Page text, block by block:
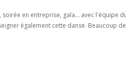
en entreprise, gala... avec l'équipe
également cette danse. Beaucoup